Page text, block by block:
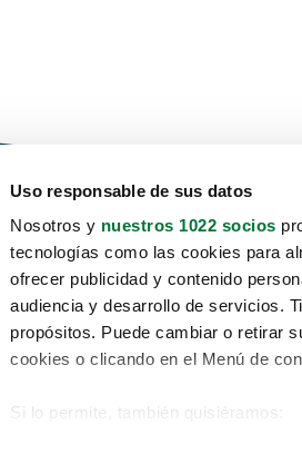
Uso responsable de sus datos
Nosotros y nuestros 1022 socios
tecnologías como las cookies para
ofrecer publicidad y contenido
audiencia y desarrollo de servicios.
propósitos. Puede cambiar o retirar
cookies o clicando en el Menú de
Si lo permite, también quisiéramos: